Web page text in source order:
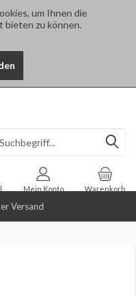
um Ihnen die
bieten zu können.
Versand
Warenkorb
Mein Konto